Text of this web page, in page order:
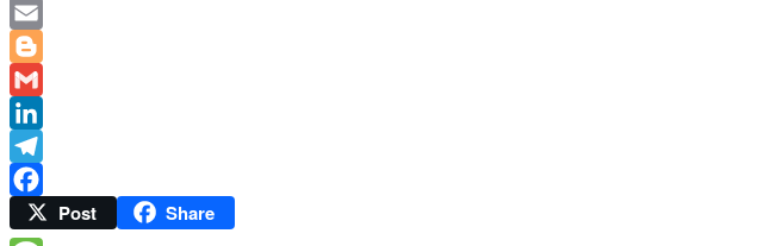
Twitter
Email
Blogger
Gmail
LinkedIn
Telegram
Facebook
Post Share